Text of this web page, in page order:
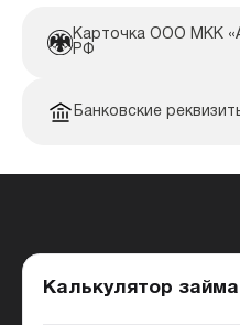
Карточка ООО МКК
РФ
Банковские
Калькулятор займа